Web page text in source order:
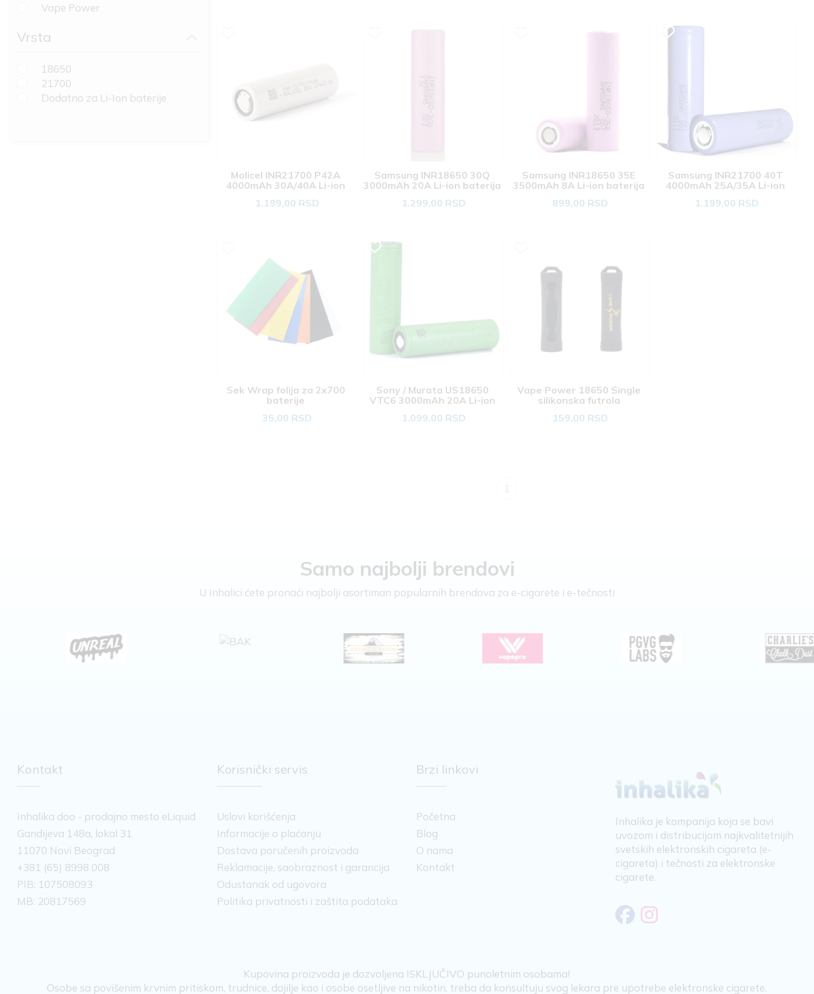
Vape Power
Vrsta
18650
21700
Dodatno za Li-Ion baterije
Molicel INR21700 P42A
4000mAh 30A/40A Li-ion
1.199,00 RSD
Samsung INR18650 30Q
3000mAh 20A Li-ion baterija
1.299,00 RSD
Samsung INR18650 35E
3500mAh 8A Li-ion baterija
899,00 RSD
Samsung INR21700 40T
4000mAh 25A/35A Li-ion
1.199,00 RSD
Sek Wrap folija za 2x700
baterije
35,00 RSD
Sony / Murata US18650
VTC6 3000mAh 20A Li-ion
1.099,00 RSD
Vape Power 18650 Single
silikonska futrola
159,00 RSD
Samo najbolji brendovi
U Inhalici ćete pronaći najbolji asortiman popularnih brendova za e-cigarete i e-tečnosti
Kontakt
Inhalika doo - prodajno mesto eLiquid
Gandijeva 148a, lokal 31
11070 Novi Beograd
+381 (65) 8998 008
PIB: 107508093
MB: 20817569
Korisnički servis
Uslovi korišćenja
Informacije o plaćanju
Dostava poručenih proizvoda
Reklamacije, saobraznost i garancija
Odustanak od ugovora
Politika privatnosti i zaštita podataka
Brzi linkovi
Početna
Blog
O nama
Kontakt
Inhalika je kompanija koja se bavi
uvozom i distribucijom najkvalitetnijih
svetskih elektronskih cigareta (e-
cigareta) i tečnosti za elektronske
cigarete.
Kupovina proizvoda je dozvoljena ISKLJUČIVO punoletnim osobama!
Osobe sa povišenim krvnim pritiskom, trudnice, dojilje kao i osobe osetljive na nikotin, treba da konsultuju svog lekara pre upotrebe elektronske cigarete.